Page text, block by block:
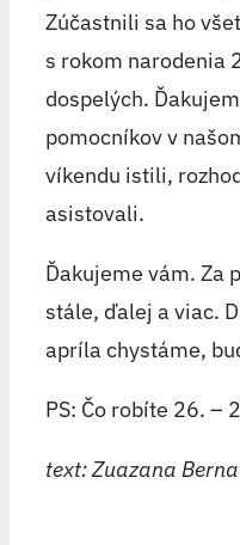
Zúčastnili sa ho
s rokom narodenia
dospelých.
pomocníkov v
víkendu istili,
asistovali.
Ďakujeme vám. Za
stále, ďalej a viac.
apríla chystáme,
PS: Čo robíte 26. –
text: Zuazana